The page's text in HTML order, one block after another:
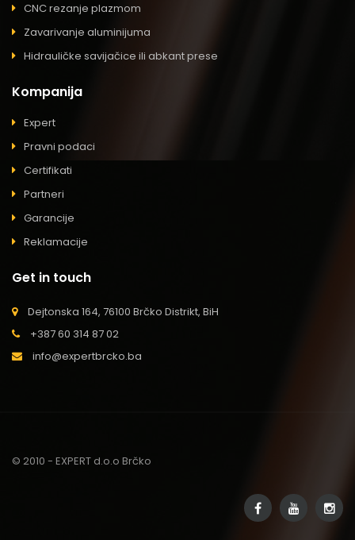
CNC rezanje plazmom
Zavarivanje aluminijuma
Hidrauličke savijačice ili abkant prese
Kompanija
Expert
Pravni podaci
Certifikati
Partneri
Garancije
Reklamacije
Get in touch
Dejtonska 164, 76100 Brčko Distrikt, BiH
+387 60 314 87 02
info@expertbrcko.ba
© 2010 - EXPERT d.o.o Brčko